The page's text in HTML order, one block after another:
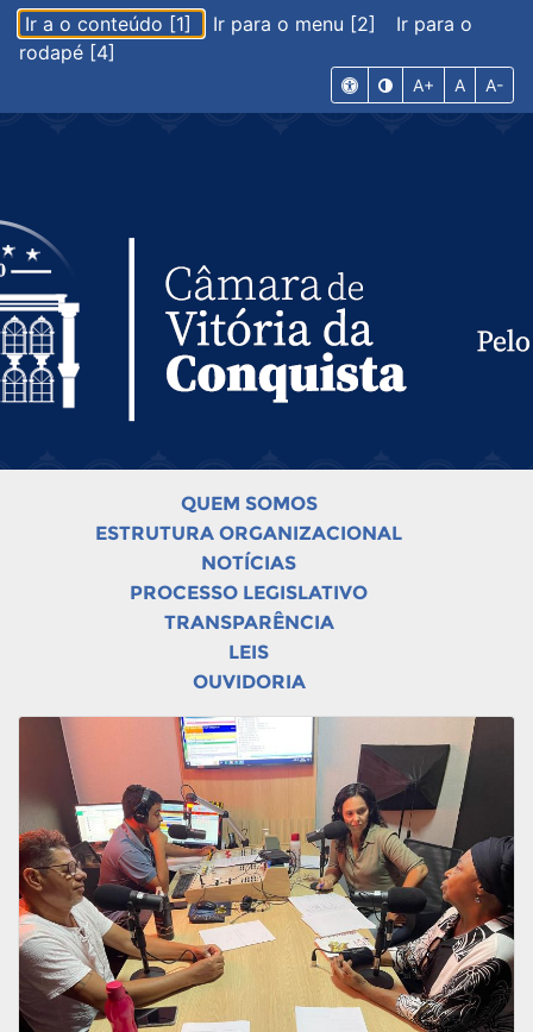
Ir a o conteúdo [1] Ir para o menu [2]
Ir para o
rodapé [4]
A+ A A-
QUEM SOMOS
ESTRUTURA ORGANIZACIONAL
NOTÍCIAS
PROCESSO LEGISLATIVO
TRANSPARÊNCIA
LEIS
OUVIDORIA